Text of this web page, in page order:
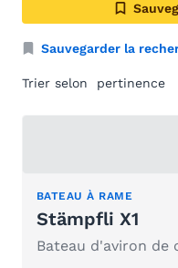
Sauvegarder la
Trier selon
BATEAU À RAME
Stämpfli X1
Bateau d'aviron de